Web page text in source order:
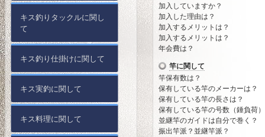
加入していますか？
加入した理由は？
加入するメリットは？
加入するメリットは？
年会費は？
竿に関して
竿保有数は？
保有している竿のメーカーは？
保有している竿の長さは？
保有している竿の号数（錘負荷
並継竿のガイドは自分で巻く？
振出竿派？並継竿派？
キス釣りタックルに関し
て
キス釣り仕掛けに関して
キス実釣に関して
キス料理に関して